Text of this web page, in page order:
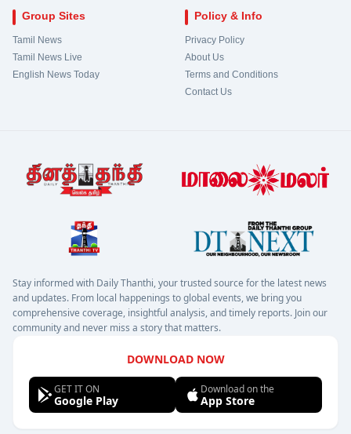
Group Sites
Tamil News
Tamil News Live
English News Today
Policy & Info
Privacy Policy
About Us
Terms and Conditions
Contact Us
Stay informed with Daily Thanthi, your trusted source for the latest news
and updates. From local happenings to global events, we bring you
comprehensive coverage, insightful analysis, and timely reports. Join our
community and never miss a story that matters.
DOWNLOAD NOW
GET IT ON
Google Play
Download on the
App Store